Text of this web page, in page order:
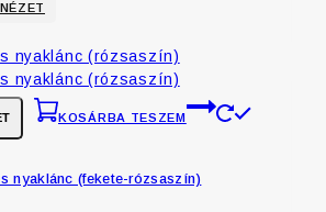
KOSÁRBA TESZEM
nyaklánc (fekete-rózsaszín)